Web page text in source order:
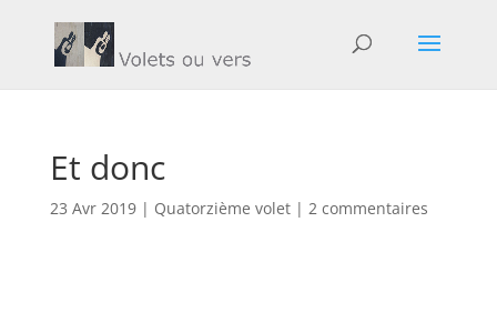
Et donc
23 Avr 2019| Quatorzième volet| 2 commentaires